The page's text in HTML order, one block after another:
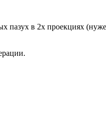
пазух в 2­х проекциях